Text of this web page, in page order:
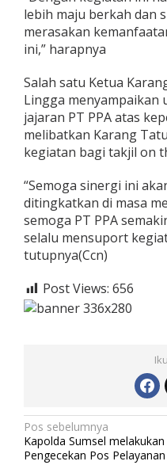
lebih maju berkah dan
merasakan
ini,” harapnya
Salah satu Ketua
Lingga menyampaikan
jajaran PT PPA atas
melibatkan Karang
kegiatan bagi takjil on
“Semoga sinergi ini
ditingkatkan di masa
semoga PT PPA
selalu mensuport
tutupnya(Ccn)
Post Views: 656
N
a
Pos sebelumnya
Kapolda Sumsel melakukan
Pengecekan Pos Pelayanan